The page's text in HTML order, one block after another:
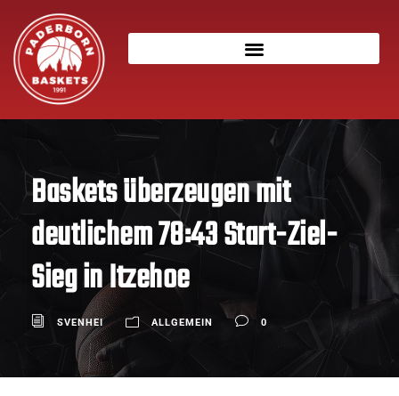
Baskets überzeugen mit
deutlichem 78:43 Start-Ziel-
Sieg in Itzehoe
SVENHEI ALLGEMEIN 0